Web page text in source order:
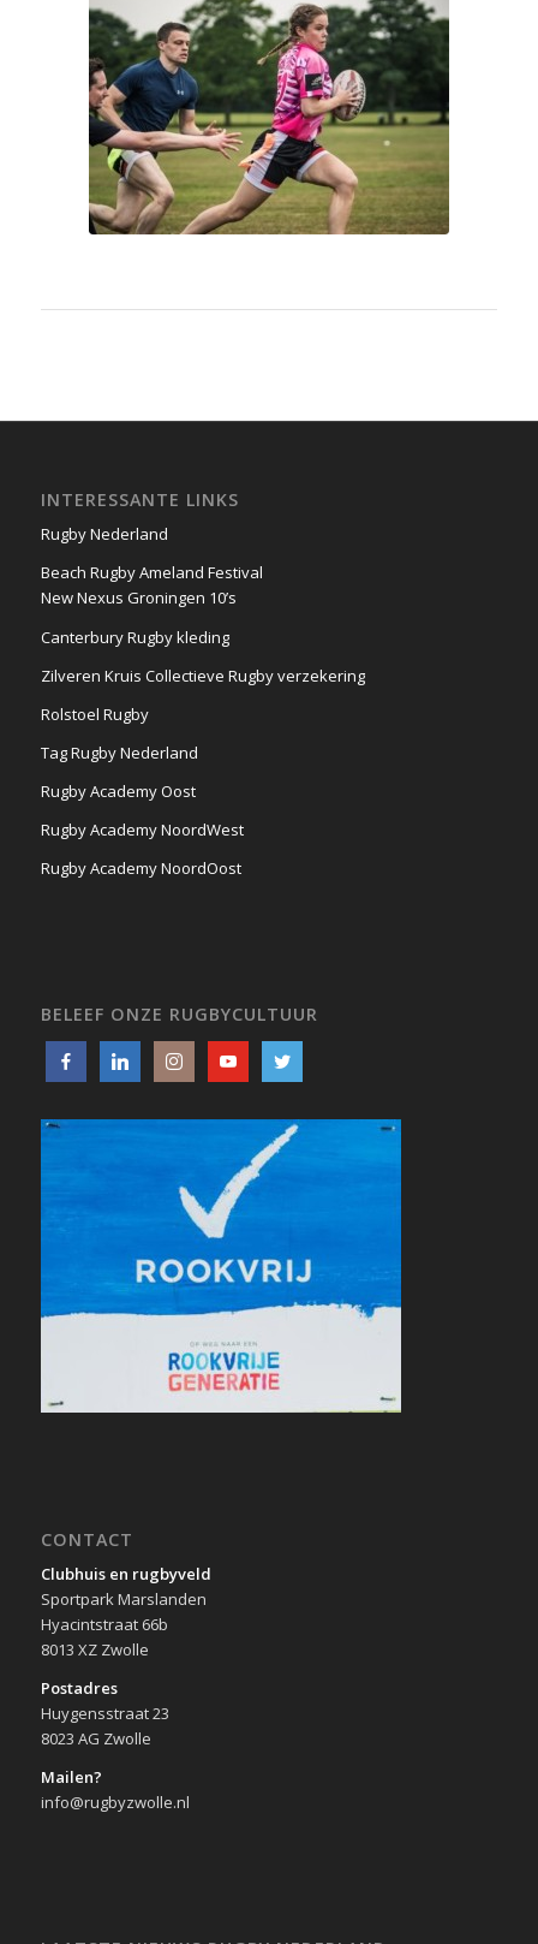
INTERESSANTE LINKS
Rugby Nederland
Beach Rugby Ameland Festival
New Nexus Groningen 10’s
Canterbury Rugby kleding
Zilveren Kruis Collectieve Rugby verzekering
Rolstoel Rugby
Tag Rugby Nederland
Rugby Academy Oost
Rugby Academy NoordWest
Rugby Academy NoordOost
BELEEF ONZE RUGBYCULTUUR
CONTACT
Clubhuis en rugbyveld
Sportpark Marslanden
Hyacintstraat 66b
8013 XZ Zwolle
Postadres
Huygensstraat 23
8023 AG Zwolle
Mailen?
info@rugbyzwolle.nl